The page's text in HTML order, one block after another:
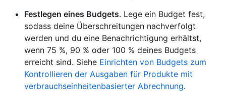
Festlegen eines Budgets. Lege ein Budget fest,
sodass deine Überschreitungen nachverfolgt
werden und du eine Benachrichtigung erhältst,
wenn 75 %, 90 % oder 100 % deines Budgets
erreicht sind. Siehe Einrichten von Budgets zum
Kontrollieren der Ausgaben für Produkte mit
verbrauchseinheitenbasierter Abrechnung.